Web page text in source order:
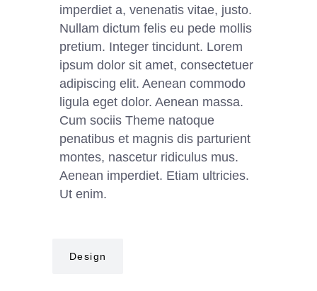
imperdiet a, venenatis vitae, justo.
Nullam dictum felis eu pede mollis
pretium. Integer tincidunt. Lorem
ipsum dolor sit amet, consectetuer
adipiscing elit. Aenean commodo
ligula eget dolor. Aenean massa.
Cum sociis Theme natoque
penatibus et magnis dis parturient
montes, nascetur ridiculus mus.
Aenean imperdiet. Etiam ultricies.
Ut enim.
Design